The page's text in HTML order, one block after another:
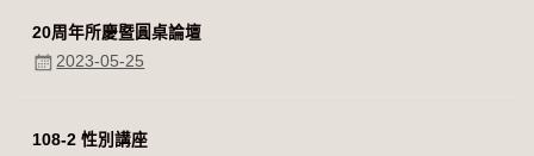
20周年所慶暨圓桌論壇
2023-05-25
108-2 性別講座